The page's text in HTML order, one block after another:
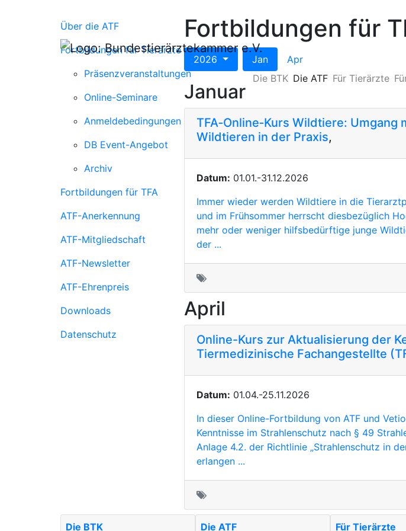
Die BTK Die ATF Für Tierärzte
Über die ATF
Fortbildungen für Tierärzte
Präsenzveranstaltungen
Online-Seminare
Anmeldebedingungen
DB Event-Angebot
Archiv
Fortbildungen für TFA
ATF-Anerkennung
ATF-Mitgliedschaft
ATF-Newsletter
ATF-Ehrenpreis
Downloads
Datenschutz
Fortbildungen für
2026 Jan Apr
Januar
TFA‐Online‐Kurs Wildtiere: Umgang
Wildtieren in der Praxis,
Datum: 01.01.-31.12.2026
Immer wieder werden Wildtiere in die
und im Frühsommer herrscht diesbezüglich
mehr oder weniger hilfsbedürftige junge
der ...
April
Online-Kurs zur Aktualisierung der
Tiermedizinische Fachangestellte
Datum: 01.04.-25.11.2026
In dieser Online-Fortbildung von ATF und
Kenntnisse im Strahlenschutz nach § 49
Anlage 4.2. der Richtlinie „Strahlenschutz in
erlangen ...
Die BTK Die ATF Für Tierärzte